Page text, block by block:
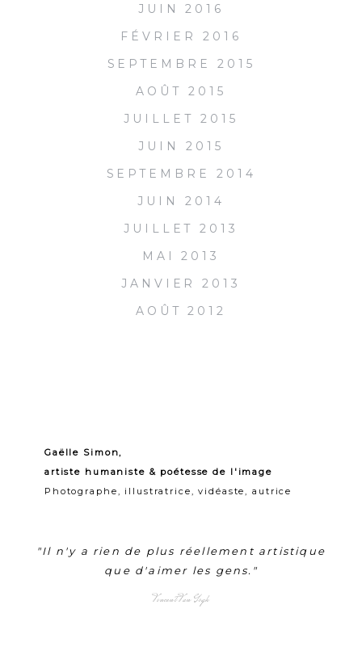
JUIN 2016
FÉVRIER 2016
SEPTEMBRE 2015
AOÛT 2015
JUILLET 2015
JUIN 2015
SEPTEMBRE 2014
JUIN 2014
JUILLET 2013
MAI 2013
JANVIER 2013
AOÛT 2012
Gaëlle Simon,
artiste humaniste & poétesse de l'image
Photographe, illustratrice, vidéaste, autrice
"Il n'y a rien de plus réellement artistique
que d'aimer les gens."
Vincent Van Gogh